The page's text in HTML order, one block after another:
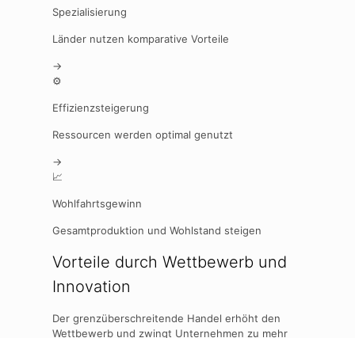
Spezialisierung
Länder nutzen komparative Vorteile
→
⚙️
Effizienzsteigerung
Ressourcen werden optimal genutzt
→
📈
Wohlfahrtsgewinn
Gesamtproduktion und Wohlstand steigen
Vorteile durch Wettbewerb und
Innovation
Der grenzüberschreitende Handel erhöht den
Wettbewerb und zwingt Unternehmen zu mehr